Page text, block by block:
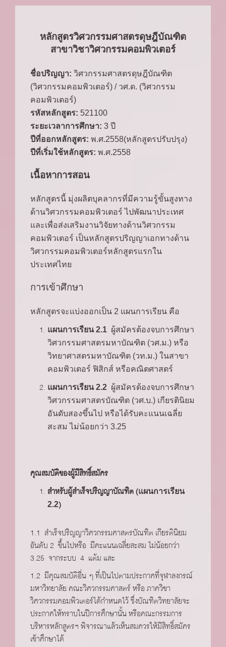
หลักสูตรวิศวกรรมศาสตรดุษฎีบัณฑิต
สาขาวิชาวิศวกรรมคอมพิวเตอร์
ชื่อปริญญา: วิศวกรรมศาสตรดุษฎีบัณฑิต
(วิศวกรรมคอมพิวเตอร์) / วศ.ด. (วิศวกรรม
คอมพิวเตอร์)
รหัสหลักสูตร: 521100
ระยะเวลาการศึกษา: 3 ปี
ปีที่ออกหลักสูตร: พ.ศ.2558(หลักสูตรปรับปรุง)
ปีที่เริ่มใช้หลักสูตร: พ.ศ.2558
เนื้อหาการสอน
หลักสูตรนี้ มุ่งผลิตบุคลากรที่มีความรู้ขั้นสูงทาง
ด้านวิศวกรรมคอมพิวเตอร์ ไปพัฒนาประเทศ
และเพื่อส่งเสริมงานวิจัยทางด้านวิศวกรรม
คอมพิวเตอร์ เป็นหลักสูตรปริญญาเอกทางด้าน
วิศวกรรมคอมพิวเตอร์หลักสูตรแรกใน
ประเทศไทย
การเข้าศึกษา
หลักสูตรจะแบ่งออกเป็น 2 แผนการเรียน คือ
แผนการเรียน 2.1 ผู้สมัครต้องจบการศึกษา
วิศวกรรมศาสตรมหาบัณฑิต (วศ.ม.) หรือ
วิทยาศาสตรมหาบัณฑิต (วท.ม.) ในสาขา
คอมพิวเตอร์ ฟิสิกส์ หรือคณิตศาสตร์
แผนการเรียน 2.2 ผู้สมัครต้องจบการศึกษา
วิศวกรรมศาสตรบัณฑิต (วศ.บ.) เกียรตินิยม
อันดับสองขึ้นไป หรือได้รับคะแนนเฉลี่ย
สะสม ไม่น้อยกว่า 3.25
คุณสมบัติของผู้มีสิทธิ์สมัคร
สำหรับผู้สำเร็จปริญญาบัณฑิต (แผนการเรียน
2.2)
1.1 สำเร็จปริญญาวิศวกรรมศาสตรบัณฑิต เกียรตินิยม
อันดับ 2 ขึ้นไปหรือ มีคะแนนเฉลี่ยสะสม ไม่น้อยกว่า
3.25 จากระบบ 4 แต้ม และ
1.2 มีคุณสมบัติอื่น ๆ ที่เป็นไปตามประกาศที่จุฬาลงกรณ์
มหาวิทยาลัย คณะวิศวกรรมศาสตร์ หรือ ภาควิชา
วิศวกรรมคอมพิวเตอร์ได้กำหนดไว้ ซึ่งบัณฑิตวิทยาลัยจะ
ประกาศให้ทราบในปีการศึกษานั้น หรือคณะกรรมการ
บริหารหลักสูตรฯ พิจารณาแล้วเห็นสมควรให้มีสิทธิ์สมัคร
เข้าศึกษาได้